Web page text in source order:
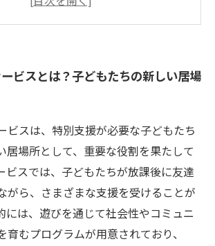
サービスの未来とは？専門性の向
能性
笑顔を支える：放課後等デイサー
例
後等デイサービスに向けた革新と
ビスとは？子どもたちの新しい居場
ビスは、特別支援が必要な子どもたち
居場所として、重要な役割を果たして
ビスでは、子どもたちが放課後に友達
がら、さまざまな支援を受けることが
には、遊びを通じて社会性やコミュニ
育むプログラムが用意されており、